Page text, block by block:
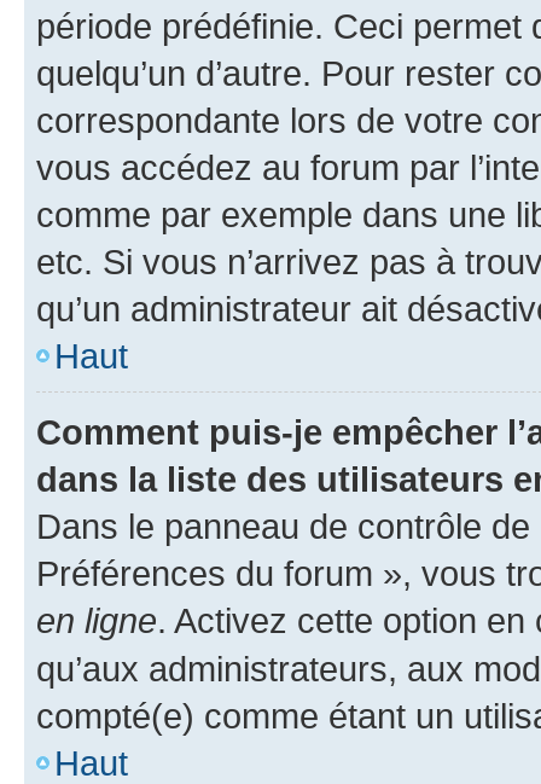
période prédéfinie. Ceci permet
quelqu’un d’autre. Pour rester
correspondante lors de votre
vous accédez au forum par
comme par exemple dans une
etc. Si vous n’arrivez pas à
qu’un administrateur ait
Haut
Comment puis-je empêcher
dans la liste des utilisateurs
Dans le panneau de contrôle
Préférences du forum », vous
en ligne. Activez cette option
qu’aux administrateurs, aux
compté(e) comme étant un
Haut